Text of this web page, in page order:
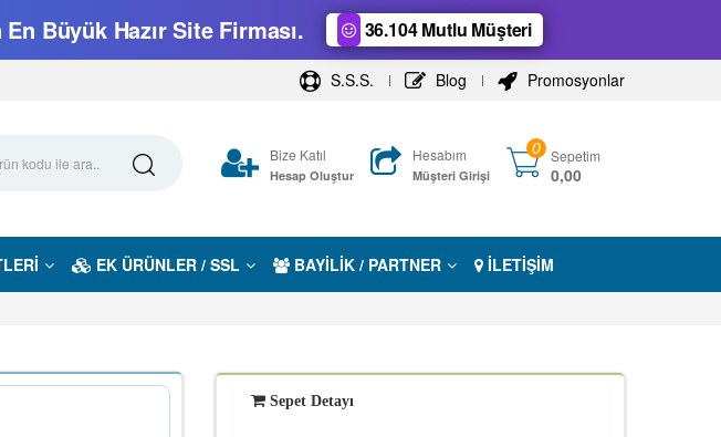
Büyük Hazır Site Firması. 36.104 Mutlu Müşteri
S.S.S. Blog Promosyonlar
Bize Katıl
Hesap Oluştur
Hesabım
Müşteri Girişi
0 Sepetim
0,00
EK ÜRÜNLER / SSL BAYİLİK / PARTNER İLETİŞİM
Sepet Detayı